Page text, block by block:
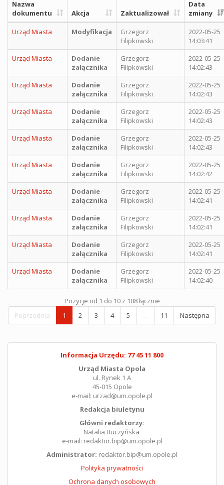
Nazwa
dokumentu
Akcja Zaktualizował
Data
zmiany
Urząd Miasta Modyfikacja
Grzegorz
Filipkowski
2022-05-25
14:03:41
Urząd Miasta
Dodanie
załącznika
Grzegorz
Filipkowski
2022-05-25
14:02:43
Urząd Miasta
Dodanie
załącznika
Grzegorz
Filipkowski
2022-05-25
14:02:43
Urząd Miasta
Dodanie
załącznika
Grzegorz
Filipkowski
2022-05-25
14:02:43
Urząd Miasta
Dodanie
załącznika
Grzegorz
Filipkowski
2022-05-25
14:02:43
Urząd Miasta
Dodanie
załącznika
Grzegorz
Filipkowski
2022-05-25
14:02:42
Urząd Miasta
Dodanie
załącznika
Grzegorz
Filipkowski
2022-05-25
14:02:41
Urząd Miasta
Dodanie
załącznika
Grzegorz
Filipkowski
2022-05-25
14:02:41
Urząd Miasta
Dodanie
załącznika
Grzegorz
Filipkowski
2022-05-25
14:02:41
Urząd Miasta
Dodanie
załącznika
Grzegorz
Filipkowski
2022-05-25
14:02:40
Pozycje od 1 do 10 z 108 łącznie
Poprzednia
1 2 3 4 5 … 11 Następna
Informacja Urzędu: 77 45 11 800
Urząd Miasta Opola
ul. Rynek 1 A
45-015 Opole
e-mail: urzad@um.opole.pl
Redakcja biuletynu
Główni redaktorzy:
Natalia Buczyńska
e-mail: redaktor.bip@um.opole.pl
Administrator: redaktor.bip@um.opole.pl
Polityka prywatności
Ochrona danych osobowych